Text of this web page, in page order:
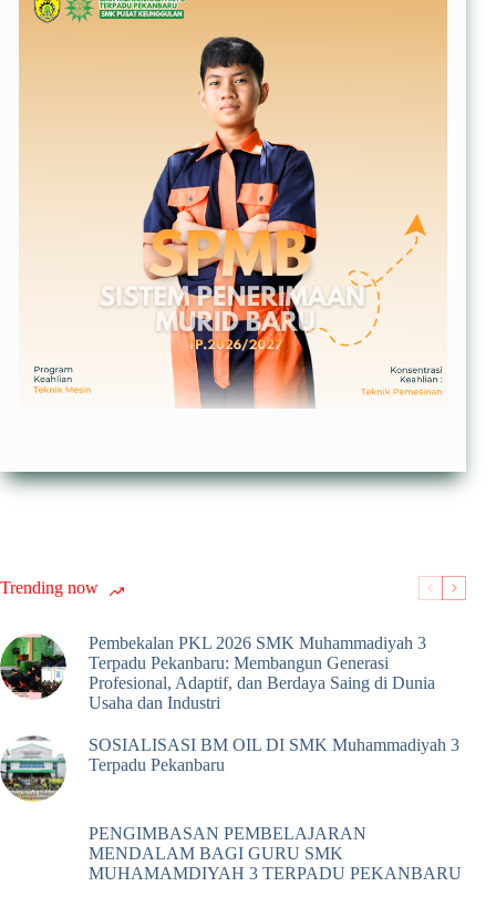
Trending now
Pembekalan PKL 2026 SMK Muhammadiyah 3
Terpadu Pekanbaru: Membangun Generasi
Profesional, Adaptif, dan Berdaya Saing di Dunia
Usaha dan Industri
SOSIALISASI BM OIL DI SMK Muhammadiyah 3
Terpadu Pekanbaru
PENGIMBASAN PEMBELAJARAN
MENDALAM BAGI GURU SMK
MUHAMAMDIYAH 3 TERPADU PEKANBARU